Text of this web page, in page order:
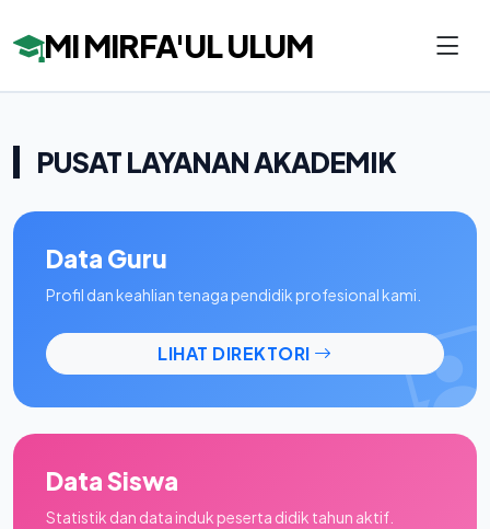
MI MIRFA'UL ULUM
PUSAT LAYANAN AKADEMIK
Data Guru
Profil dan keahlian tenaga pendidik profesional kami.
LIHAT DIREKTORI
Data Siswa
Statistik dan data induk peserta didik tahun aktif.